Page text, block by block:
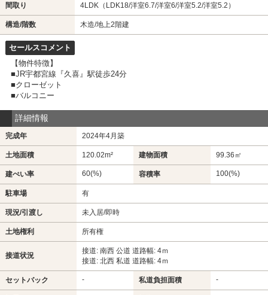
間取り 4LDK（LDK18/洋室6.7/洋室6/洋室5.2/洋室5.2）
構造/階数 木造/地上2階建
セールスコメント
【物件特徴】
■JR宇都宮線『久喜』駅徒歩24分
■クローゼット
■バルコニー
詳細情報
完成年 2024年4月築
土地面積 120.02m² 建物面積 99.36㎡
建ぺい率 60(%) 容積率 100(%)
駐車場 有
現況/引渡し 未入居/即時
土地権利 所有権
接道状況
接道: 南西 公道 道路幅: 4ｍ
接道: 北西 私道 道路幅: 4ｍ
セットバック - 私道負担面積 -